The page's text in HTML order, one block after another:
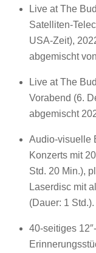
Live at The
Satelliten-
USA-Zeit),
abgemischt
Live at The
Vorabend (6.
abgemischt
Audio-visuelle
Konzerts mit
Std. 20 Min.),
Laserdisc mit
(Dauer: 1 Std.).
40-seitiges